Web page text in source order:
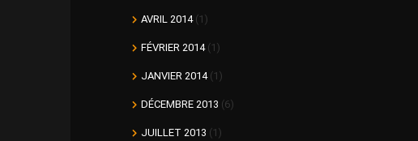
AVRIL 2014(1)
FÉVRIER 2014(1)
JANVIER 2014(1)
DÉCEMBRE 2013 (6)
JUILLET 2013 (1)